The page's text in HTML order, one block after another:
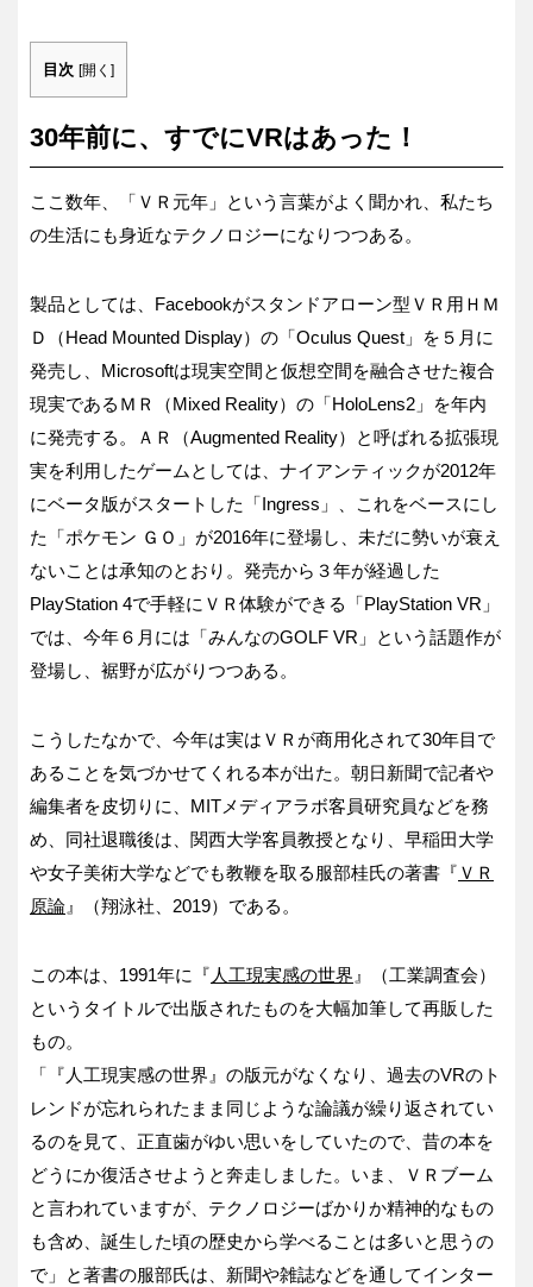
目次 [開く ]
30年前に、すでにVRはあった！
ここ数年、「ＶＲ元年」という言葉がよく聞かれ、私たち
の生活にも身近なテクノロジーになりつつある。
製品としては、Facebookがスタンドアローン型ＶＲ用ＨＭ
Ｄ（Head Mounted Display）の「Oculus Quest」を５月に
発売し、Microsoftは現実空間と仮想空間を融合させた複合
現実であるＭＲ（Mixed Reality）の「HoloLens2」を年内
に発売する。ＡＲ（Augmented Reality）と呼ばれる拡張現
実を利用したゲームとしては、ナイアンティックが2012年
にベータ版がスタートした「Ingress」、これをベースにし
た「ポケモン ＧＯ」が2016年に登場し、未だに勢いが衰え
ないことは承知のとおり。発売から３年が経過した
PlayStation 4で手軽にＶＲ体験ができる「PlayStation VR」
では、今年６月には「みんなのGOLF VR」という話題作が
登場し、裾野が広がりつつある。
こうしたなかで、今年は実はＶＲが商用化されて30年目で
あることを気づかせてくれる本が出た。朝日新聞で記者や
編集者を皮切りに、MITメディアラボ客員研究員などを務
め、同社退職後は、関西大学客員教授となり、早稲田大学
や女子美術大学などでも教鞭を取る服部桂氏の著書『 ＶＲ
原論 』（翔泳社、2019）である。
この本は、1991年に『 人工現実感の世界 』（工業調査会）
というタイトルで出版されたものを大幅加筆して再販した
もの。
「『人工現実感の世界』の版元がなくなり、過去のVRのト
レンドが忘れられたまま同じような論議が繰り返されてい
るのを見て、正直歯がゆい思いをしていたので、昔の本を
どうにか復活させようと奔走しました。いま、ＶＲブーム
と言われていますが、テクノロジーばかりか精神的なもの
も含め、誕生した頃の歴史から学べることは多いと思うの
で」と著書の服部氏は、新聞や雑誌などを通してインター